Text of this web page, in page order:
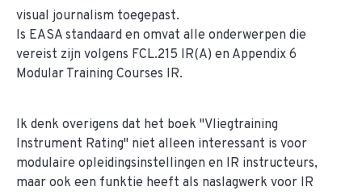
visual journalism toegepast.
Is EASA standaard en omvat alle onderwerpen die
vereist zijn volgens FCL.215 IR(A) en Appendix 6
Modular Training Courses IR.
Ik denk overigens dat het boek "Vliegtraining
Instrument Rating" niet alleen interessant is voor
modulaire opleidingsinstellingen en IR instructeurs,
maar ook een funktie heeft als naslagwerk voor IR